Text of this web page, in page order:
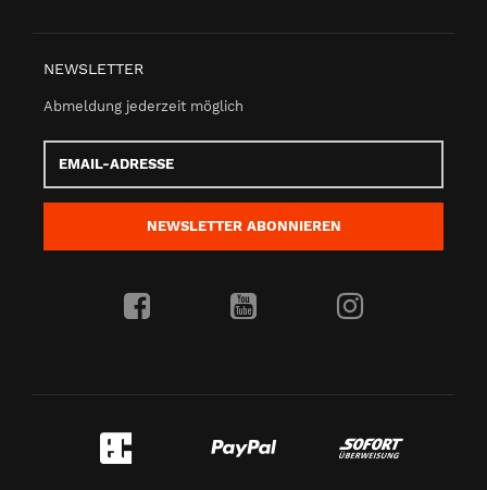
NEWSLETTER
Abmeldung jederzeit möglich
Adresse
NEWSLETTER ABONNIEREN